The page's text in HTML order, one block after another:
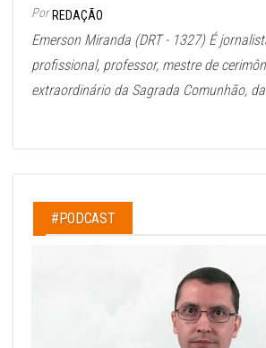
Por REDAÇÃO
Emerson Miranda (DRT - 1327) É
profissional, professor, mestre de
extraordinário da Sagrada Comunhão,
#PODCAST